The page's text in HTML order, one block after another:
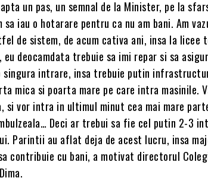
un pas, un semnal de la Minister, pe la
sa iau o hotarare pentru ca nu am bani. Am
de sistem, de acum cativa ani, insa la licee
deocamdata trebuie sa imi repar si sa
singura intrare, insa trebuie putin
mica si poarta mare pe care intra masinile.
si vor intra in ultimul minut cea mai mare
Deci ar trebui sa fie cel putin 2-3
Parintii au aflat deja de acest lucru, insa
contribuie cu bani, a motivat directorul